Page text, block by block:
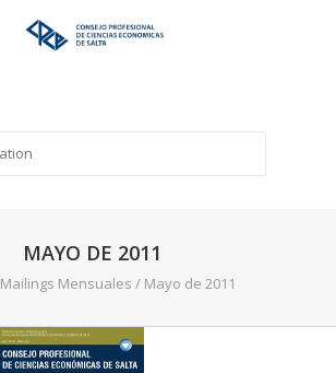
MAYO DE 2011
Mailings Mensuales / Mayo de 2011